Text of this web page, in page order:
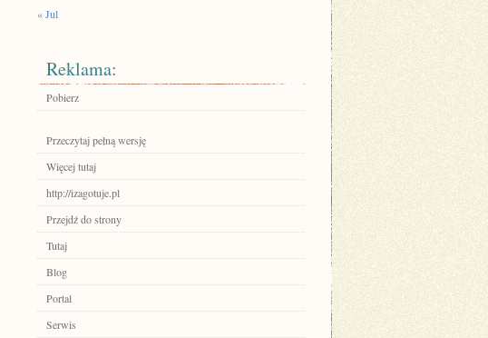
« Jul
Reklama:
Pobierz
Przeczytaj pełną wersję
Więcej tutaj
http://izagotuje.pl
Przejdź do strony
Tutaj
Blog
Portal
Serwis